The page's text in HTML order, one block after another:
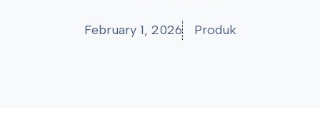
February 1, 2026 Produk